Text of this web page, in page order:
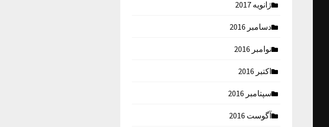
ژانویه 2017
دسامبر 2016
نوامبر 2016
اکتبر 2016
سپتامبر 2016
آگوست 2016